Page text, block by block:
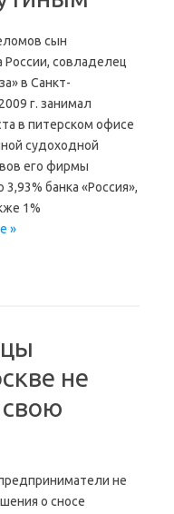
сын
совладелец
в Санкт-
г. занимал
в питерском офисе
судоходной
его фирмы
банка «Россия»,
1%
»
не
не
о сносе